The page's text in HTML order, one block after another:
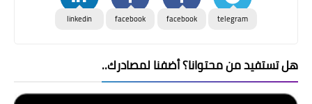
telegram
facebook
facebook
linkedin
هل تستفيد من محتوانا؟ أضفنا لمصادرك..